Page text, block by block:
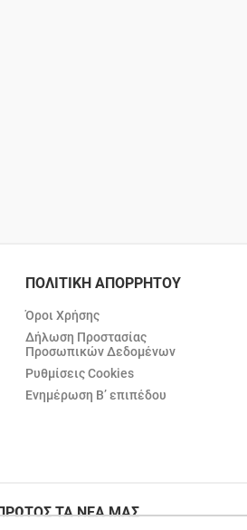
ΠΟΛΙΤΙΚΗ ΑΠΟΡΡΗΤΟΥ
Όροι Χρήσης
Δήλωση Προστασίας
Προσωπικών Δεδομένων
Ρυθμίσεις Cookies
Ενημέρωση Β’ επιπέδου
ΤΑ ΝΕΑ ΜΑΣ